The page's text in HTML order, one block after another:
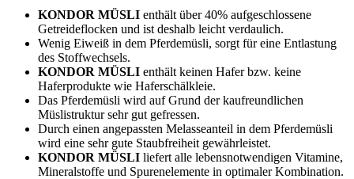
KONDOR MÜSLI enthält über 40% aufgeschlossene
Getreideflocken und ist deshalb leicht verdaulich.
Wenig Eiweiß in dem Pferdemüsli, sorgt für eine Entlastung
des Stoffwechsels.
KONDOR MÜSLI enthält keinen Hafer bzw. keine
Haferprodukte wie Haferschälkleie.
Das Pferdemüsli wird auf Grund der kaufreundlichen
Müslistruktur sehr gut gefressen.
Durch einen angepassten Melasseanteil in dem Pferdemüsli
wird eine sehr gute Staubfreiheit gewährleistet.
KONDOR MÜSLI liefert alle lebensnotwendigen Vitamine,
Mineralstoffe und Spurenelemente in optimaler Kombination.